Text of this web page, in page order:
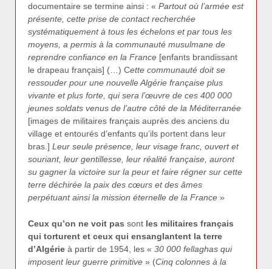
documentaire se termine ainsi : « Partout où l’armée est
présente, cette prise de contact recherchée
systématiquement à tous les échelons et par tous les
moyens, a permis à la communauté musulmane de
reprendre confiance en la France [enfants brandissant
le drapeau français] (…) Cette communauté doit se
ressouder pour une nouvelle Algérie française plus
vivante et plus forte, qui sera l’œuvre de ces 400 000
jeunes soldats venus de l’autre côté de la Méditerranée
[images de militaires français auprès des anciens du
village et entourés d’enfants qu’ils portent dans leur
bras.] Leur seule présence, leur visage franc, ouvert et
souriant, leur gentillesse, leur réalité française, auront
su gagner la victoire sur la peur et faire régner sur cette
terre déchirée la paix des cœurs et des âmes
perpétuant ainsi la mission éternelle de la France »
Ceux qu’on ne voit pas sont les militaires français
qui torturent et ceux qui ensanglantent la terre
d’Algérie à partir de 1954, les « 30 000 fellaghas qui
imposent leur guerre primitive » (Cinq colonnes à la